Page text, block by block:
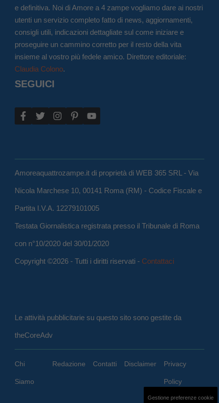
e definitiva. Noi di Amore a 4 zampe vogliamo dare ai nostri
utenti un servizio completo fatto di news, aggiornamenti,
consigli utili, indicazioni dettagliate sul come iniziare e
proseguire un cammino corretto per il resto della vita
insieme al vostro più fedele amico. Direttore editoriale:
Claudia Colono.
SEGUICI
Amoreaquattrozampe.it di proprietà di WEB 365 SRL - Via
Nicola Marchese 10, 00141 Roma (RM) - Codice Fiscale e
Partita I.V.A. 12279101005
Testata Giornalistica registrata presso il Tribunale di Roma
con n°10/2020 del 30/01/2020
Copyright ©2026 - Tutti i diritti riservati - Contattaci
Le attività pubblicitarie su questo sito sono gestite da
theCoreAdv
Chi
Siamo
Redazione Contatti Disclaimer Privacy
Policy
Gestione preferenze cookie